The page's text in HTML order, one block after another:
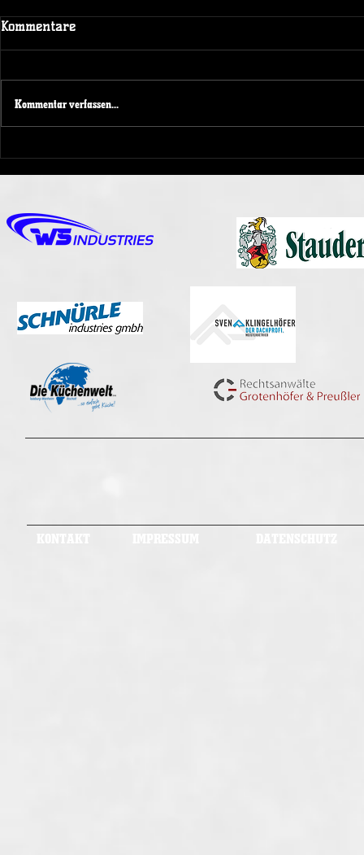
Kommentare
Kommentar verfassen...